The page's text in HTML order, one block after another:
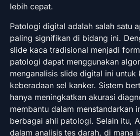
lebih cepat.
Patologi digital adalah salah satu
paling signifikan di bidang ini.
slide kaca tradisional menjadi
patologi dapat menggunakan
menganalisis slide digital ini untuk
keberadaan sel kanker. Sistem
hanya meningkatkan akurasi
membantu dalam menstandarkan
berbagai ahli patologi. Selain itu,
dalam analisis tes darah, di mana